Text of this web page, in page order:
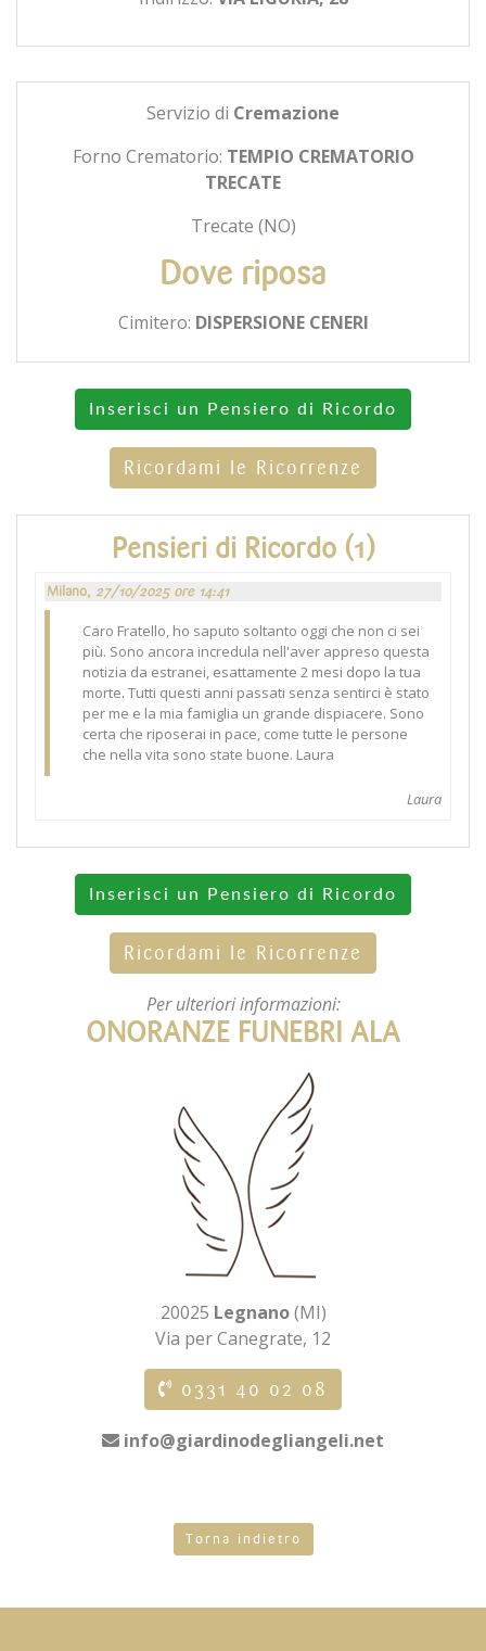
Servizio di Cremazione
Forno Crematorio: TEMPIO CREMATORIO
TRECATE
Trecate (NO)
Dove riposa
Cimitero: DISPERSIONE CENERI
Inserisci un Pensiero di Ricordo
Ricordami le Ricorrenze
Pensieri di Ricordo (1)
Milano, 27/10/2025 ore 14:41
Caro Fratello, ho saputo soltanto oggi che non ci sei
più. Sono ancora incredula nell'aver appreso questa
notizia da estranei, esattamente 2 mesi dopo la tua
morte. Tutti questi anni passati senza sentirci è stato
per me e la mia famiglia un grande dispiacere. Sono
certa che riposerai in pace, come tutte le persone
che nella vita sono state buone. Laura
Laura
Inserisci un Pensiero di Ricordo
Ricordami le Ricorrenze
Per ulteriori informazioni:
ONORANZE FUNEBRI ALA
20025 Legnano(MI)
Via per Canegrate, 12
0331 40 02 08
info@giardinodegliangeli.net
Torna indietro